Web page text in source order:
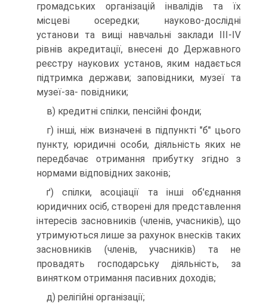
громадських орга­нізацій інвалідів та їх
місцеві осередки; науко­во-дослідні
установи та вищі навчальні заклади III-IV
рівнів акредитації, внесені до Державного
реєстру наукових установ, яким надається
під­тримка держави; заповідники, музеї та
музеї-за- повідники;
в) кредитні спілки, пенсійні фонди;
г) інші, ніж визначені в підпункті "б" цього
пунк­ту, юридичні особи, діяльність яких не
передба­чає отримання прибутку згідно з
нормами відпо­відних законів;
ґ) спілки, асоціації та інші об'єднання
юридич­них осіб, створені для представлення
інтересів засновників (членів, учасників), що
утримують­ся лише за рахунок внесків таких
засновників (членів, учасників) та не
провадять господар­ську діяльність, за
винятком отримання пасив­них доходів;
д) релігійні організації;